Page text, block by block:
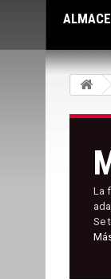
La
Se